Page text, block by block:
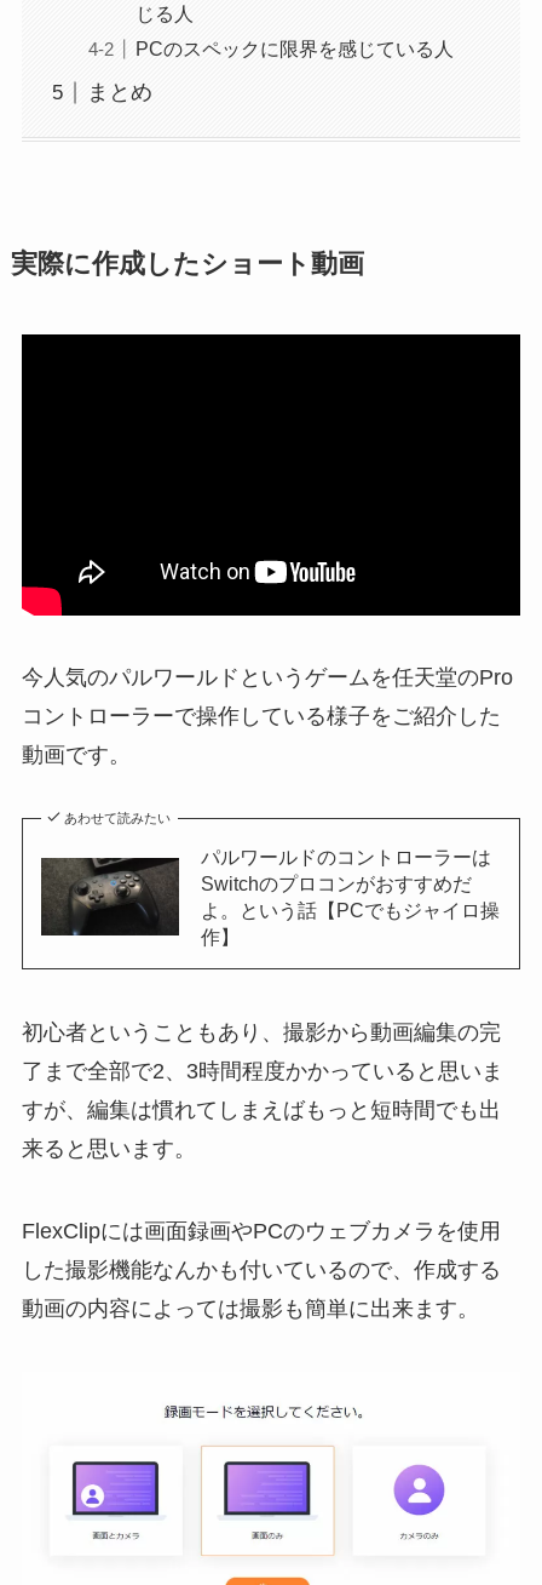
じる人
PCのスペックに限界を感じている人
まとめ
実際に作成したショート動画
今人気のパルワールドというゲームを任天堂のPro
コントローラーで操作している様子をご紹介した
動画です。
あわせて読みたい
パルワールドのコントローラーは
Switchのプロコンがおすすめだ
よ。という話【PCでもジャイロ操
作】
初心者ということもあり、撮影から動画編集の完
了まで全部で2、3時間程度かかっていると思いま
すが、編集は慣れてしまえばもっと短時間でも出
来ると思います。
FlexClipには画面録画やPCのウェブカメラを使用
した撮影機能なんかも付いているので、作成する
動画の内容によっては撮影も簡単に出来ます。